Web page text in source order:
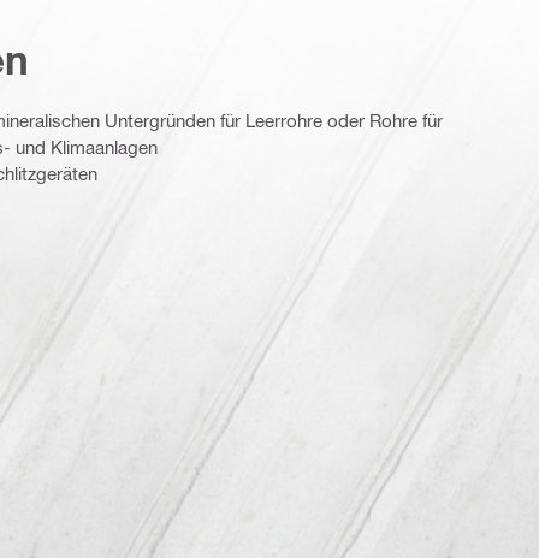
Untergründen für Leerrohre oder Rohre für
und Klimaanlagen